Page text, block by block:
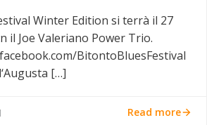
Winter Edition si terrà il 27
il Joe Valeriano Power Trio.
BitontoBluesFestival
[…]
Read more